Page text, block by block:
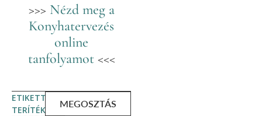
>>> Nézd meg a
Konyhatervezés
online
tanfolyamot<<<
ETIKETT
TERÍTÉK
MEGOSZTÁS